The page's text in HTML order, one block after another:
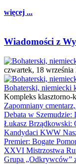
więcej ...
Wiadomości z
czwartek, 18 września
Bohaterski, niemiecki
Kompleks klasztorno-
Zapomniany
Debata w
Łukasz Brządkowski:
Kandydaci KWW
Premier: Bogate
XXVI Mistrzostwa
Grupa „Odkrywców”